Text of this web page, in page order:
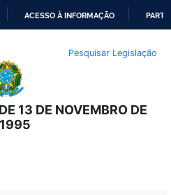
O
CONTEÚDO
ACESSO À INFORMAÇÃO
Pesquisar Legislação
13 DE NOVEMBRO DE
1995